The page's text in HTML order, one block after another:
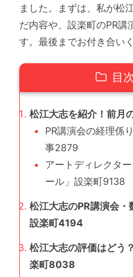
ました。まずは、私が松
だ内容や、設楽町のPR講
す。最後までお付き合い
目次
松江大志を紹介！前月
PR講演会の経理係
事2879
アートディレクタ
ール」設楽町9138
松江大志のPR講演会・
設楽町4194
松江大志の評価はどう
楽町8038